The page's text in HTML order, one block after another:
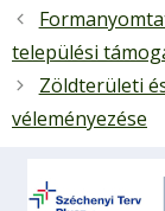
települési
Zöldterületi
véleményezése